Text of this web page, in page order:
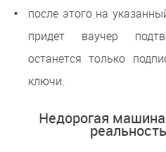
после этого на
придет ваучер
останется только
ключи.
Недорогая